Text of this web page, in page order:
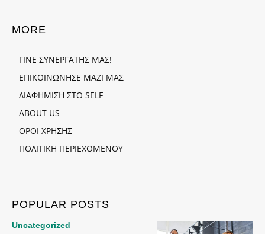
MORE
ΓΙΝΕ ΣΥΝΕΡΓΑΤΗΣ ΜΑΣ!
ΕΠΙΚΟΙΝΩΝΗΣΕ ΜΑΖΙ ΜΑΣ
ΔΙΑΦΗΜΙΣΗ ΣΤΟ SELF
ABOUT US
ΟΡΟΙ ΧΡΗΣΗΣ
ΠΟΛΙΤΙΚΗ ΠΕΡΙΕΧΟΜΕΝΟΥ
POPULAR POSTS
Uncategorized